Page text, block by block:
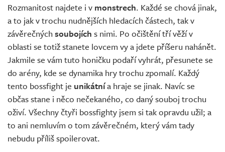
Rozmanitost najdete i v monstrech. Každé se chová jinak,
a to jak v trochu nudnějších hledacích částech, tak v
závěrečných soubojích s nimi. Po očištění tří věží v
oblasti se totiž stanete lovcem vy a jdete příšeru nahánět.
Jakmile se vám tuto honičku podaří vyhrát, přesunete se
do arény, kde se dynamika hry trochu zpomalí. Každý
tento bossfight je unikátnía hraje se jinak. Navíc se
občas stane i něco nečekaného, co daný souboj trochu
oživí. Všechny čtyři bossfighty jsem si tak opravdu užil; a
to ani nemluvím o tom závěrečném, který vám tady
nebudu příliš spoilerovat.